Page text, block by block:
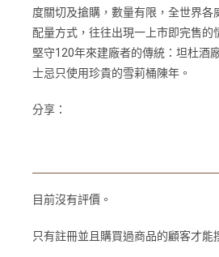
度關切及搶購，數量有限，全世界各
配量方式，往往出現一上市即完售的
堅守120年來建廠者的傳統：坦杜酒
士忌只使用珍貴的雪莉桶陳年。
分享：
目前沒有評價。
只有註冊並且購買過商品的顧客才能